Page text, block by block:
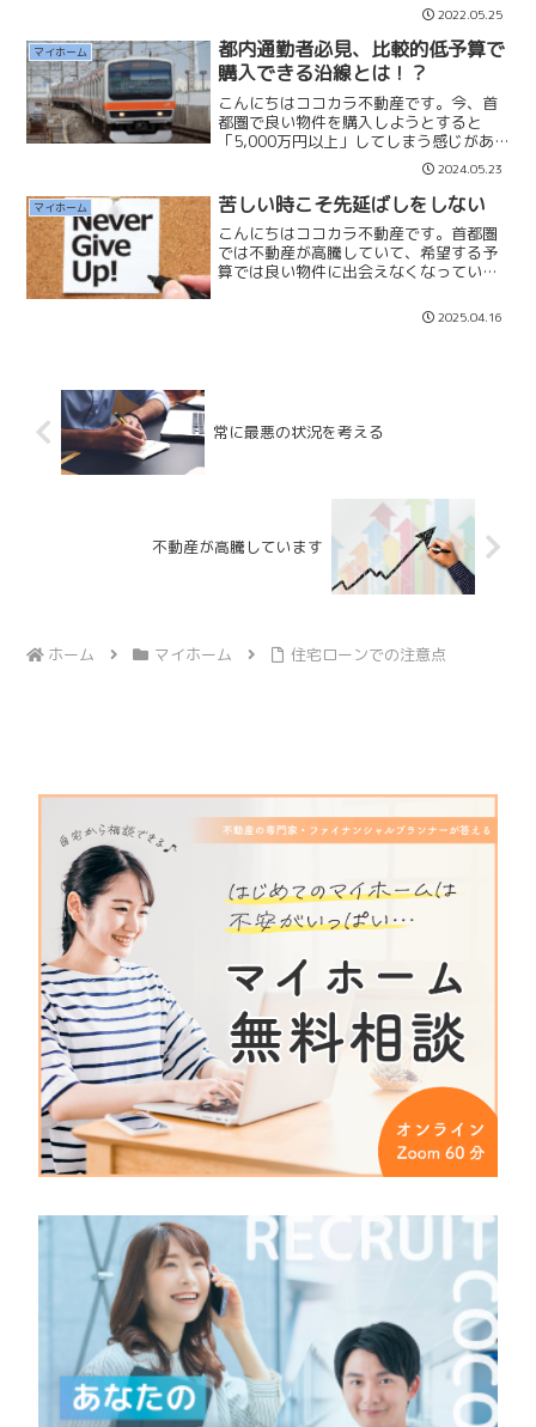
住みたい✔️資産を作りたいなど、人それ
ぞれの想いがあります。その想いを叶え
るために、少し勇気を...
2022.05.25
マイホーム
都内通勤者必見、比較的低予算で
購入できる沿線とは！？
こんにちはココカラ不動産です。今、首
都圏で良い物件を購入しようとすると
「5,000万円以上」してしまう感じがあ
ります。5,000万円の借入をするには世
帯年収で「700万円以上」なければ借入
は難しくなってしまいます。将来の「教
育資金」や「老後...
2024.05.23
マイホーム 苦しい時こそ先延ばしをしない
こんにちはココカラ不動産です。首都圏
では不動産が高騰していて、希望する予
算では良い物件に出会えなくなっていま
出会えないと諦めたくなってしまいま
す。「もう良い物件がないから買わな
2025.04.16
常に最悪の状況を考える
不動産が高騰しています
ホーム マイホーム 住宅ローンでの注意点